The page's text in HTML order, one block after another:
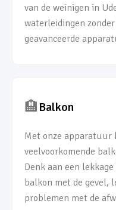
van de weinigen in
waterleidingen
geavanceerde
🏨 Balkon
Met onze apparatuur
veelvoorkomende
Denk aan een
balkon met de gevel,
problemen met de